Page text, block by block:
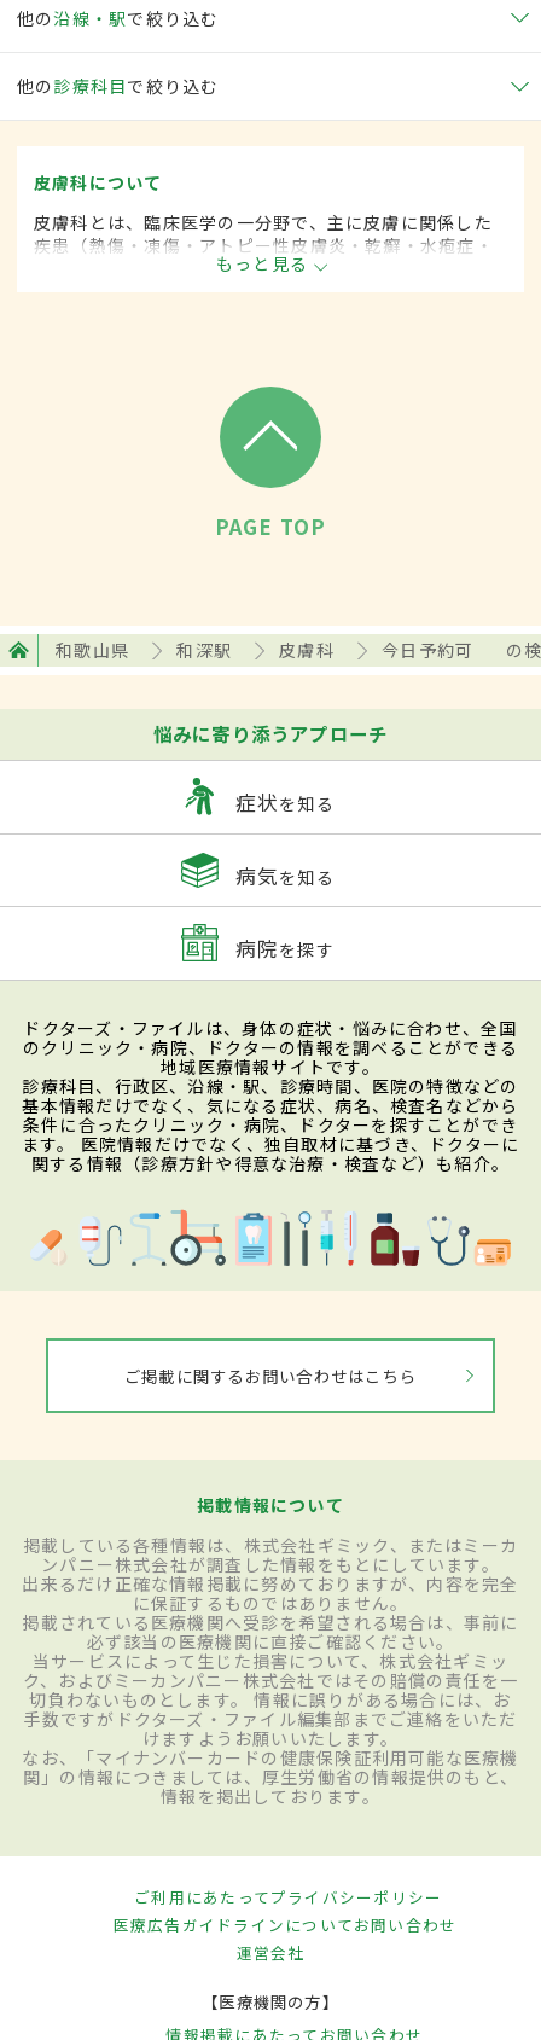
他の沿線・駅で絞り込む
他の 診療科目で絞り込む
皮膚科について
皮膚科とは、臨床医学の一分野で、主に皮膚に関係した
疾患（熱傷・凍傷・アトピー性皮膚炎・乾癬・水疱症・
膠原病・帯状疱疹・肝斑など）に対して、内科的な治療
に加えて、手術的な方法による治療をします。
もっと見る
PAGE TOP
和歌山県 和深駅 皮膚科 今日予約可 の
悩みに寄り添うアプローチ
症状を知る
病気を知る
病院を探す
ドクターズ・ファイルは、身体の症状・悩みに合わせ、全国
のクリニック・病院、ドクターの情報を調べることができる
地域医療情報サイトです。
診療科目、行政区、沿線・駅、診療時間、医院の特徴などの
基本情報だけでなく、気になる症状、病名、検査名などから
条件に合ったクリニック・病院、ドクターを探すことができ
ます。 医院情報だけでなく、独自取材に基づき、ドクターに
関する情報（診療方針や得意な治療・検査など）も紹介。
ご掲載に関するお問い合わせはこちら
掲載情報について
掲載している各種情報は、株式会社ギミック、またはミーカ
ンパニー株式会社が調査した情報をもとにしています。
出来るだけ正確な情報掲載に努めておりますが、内容を完全
に保証するものではありません。
掲載されている医療機関へ受診を希望される場合は、事前に
必ず該当の医療機関に直接ご確認ください。
当サービスによって生じた損害について、株式会社ギミッ
ク、およびミーカンパニー株式会社ではその賠償の責任を一
切負わないものとします。 情報に誤りがある場合には、お
手数ですがドクターズ・ファイル編集部までご連絡をいただ
けますようお願いいたします。
なお、「マイナンバーカードの健康保険証利用可能な医療機
関」の情報につきましては、厚生労働省の情報提供のもと、
情報を掲出しております。
ご利用にあたってプライバシーポリシー
医療広告ガイドラインについてお問い合わせ
運営会社
【医療機関の方】
情報掲載にあたって お問い合わせ